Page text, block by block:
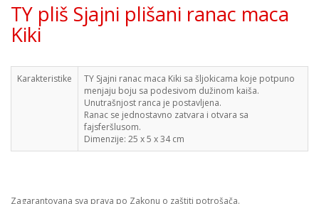
TY pliš Sjajni plišani ranac maca
Kiki
Karakteristike
TY Sjajni ranac maca Kiki sa šljokicama koje potpuno
menjaju boju sa podesivom dužinom kaiša.
Unutrašnjost ranca je postavljena.
Ranac se jednostavno zatvara i otvara sa
fajsferšlusom.
Dimenzije: 25 x 5 x 34 cm
Zagarantovana sva prava po Zakonu o zaštiti potrošača.